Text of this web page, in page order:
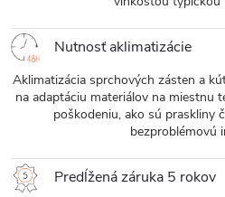
Nutnosť aklimatizácie
Aklimatizácia sprchových zásten a
na adaptáciu materiálov na miestnu
poškodeniu, ako sú praskliny
bezproblémovú
Predĺžená záruka 5 rokov